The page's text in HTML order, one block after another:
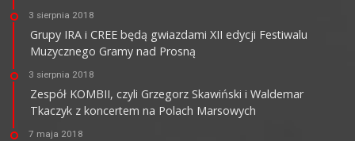
3 sierpnia 2018
Grupy IRA i CREE będą gwiazdami XII edycji Festiwalu
Muzycznego Gramy nad Prosną
3 sierpnia 2018
Zespół KOMBII, czyli Grzegorz Skawiński i Waldemar
Tkaczyk z koncertem na Polach Marsowych
7 maja 2018